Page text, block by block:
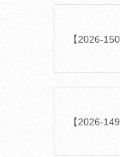
【2026-
【2026-